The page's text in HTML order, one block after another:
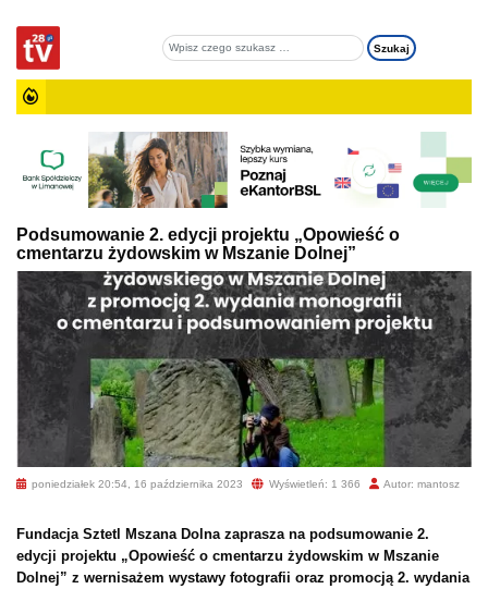
Podsumowanie 2. edycji projektu „Opowieść o
cmentarzu żydowskim w Mszanie Dolnej”
poniedziałek 20:54, 16 października 2023 Wyświetleń: 1 366 Autor: mantosz
Fundacja Sztetl Mszana Dolna zaprasza na podsumowanie 2.
edycji projektu „Opowieść o cmentarzu żydowskim w Mszanie
Dolnej” z wernisażem wystawy fotografii oraz promocją 2. wydania